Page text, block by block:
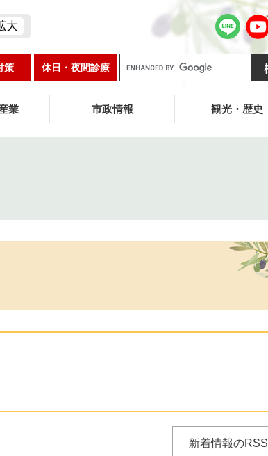
大
策 休日・夜間診療
g
e
業 市政情報 観光・歴史
新着情報のRSS